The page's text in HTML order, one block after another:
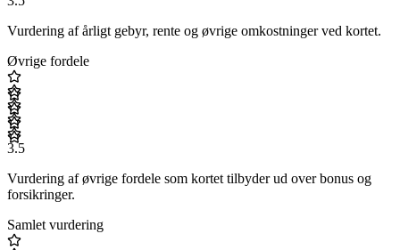
Vurdering af årligt gebyr, rente og øvrige omkostninger ved kortet.
Øvrige fordele
3.5
Vurdering af øvrige fordele som kortet tilbyder ud over bonus og
forsikringer.
Samlet vurdering